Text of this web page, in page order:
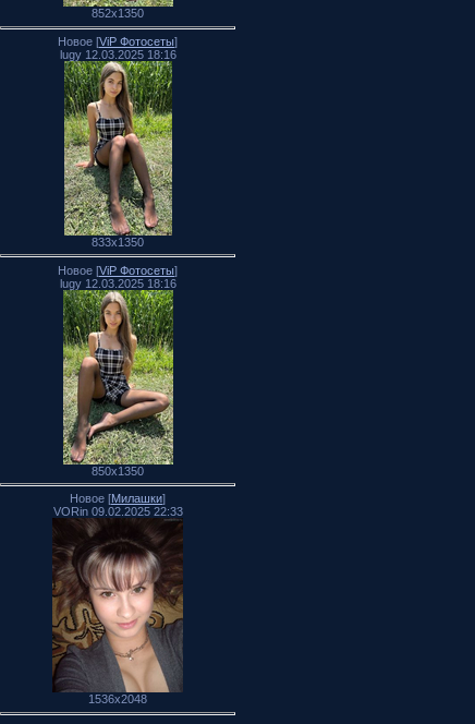
852x1350
Новое [ViP Фотосеты]
lugy 12.03.2025 18:16
833x1350
Новое [ViP Фотосеты]
lugy 12.03.2025 18:16
850x1350
Новое [Милашки]
VORin 09.02.2025 22:33
1536x2048